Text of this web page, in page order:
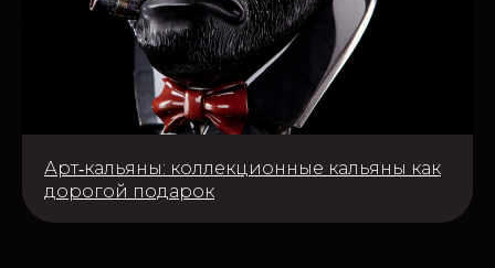
Арт‑кальяны: коллекционные кальяны как
дорогой подарок